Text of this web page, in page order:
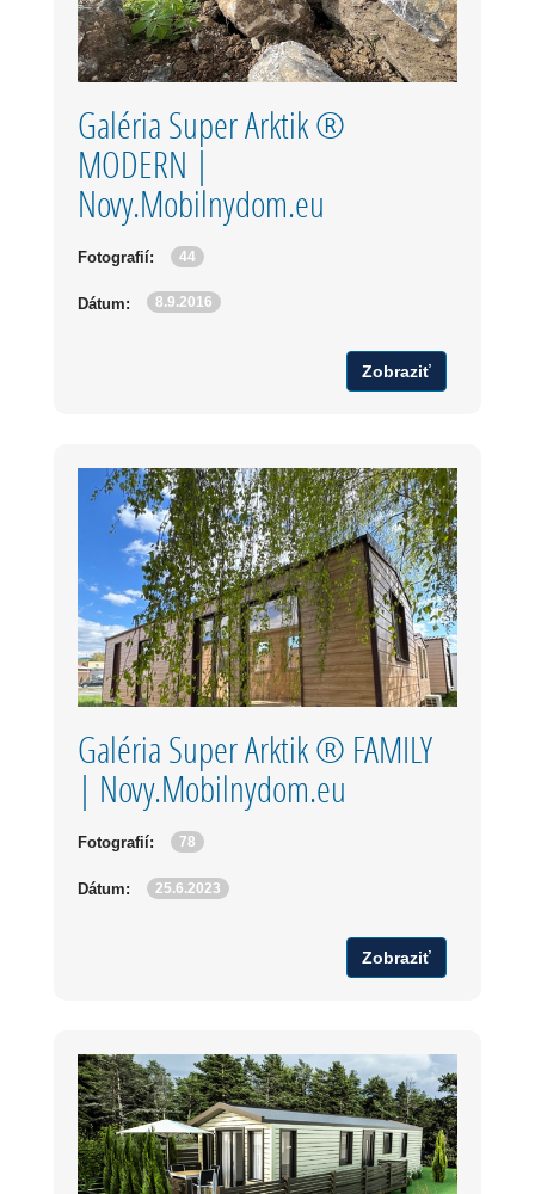
Galéria Super Arktik ®
MODERN |
Novy.Mobilnydom.eu
Fotografií: 44
Dátum: 8.9.2016
Zobraziť
Galéria Super Arktik ® FAMILY
| Novy.Mobilnydom.eu
Fotografií: 78
Dátum: 25.6.2023
Zobraziť